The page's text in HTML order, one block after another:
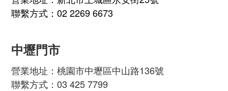
聯繫方式：02 2269 6673
中壢門市
營業地址：桃園市中壢區中山路136號
聯繫方式：03 425 7799